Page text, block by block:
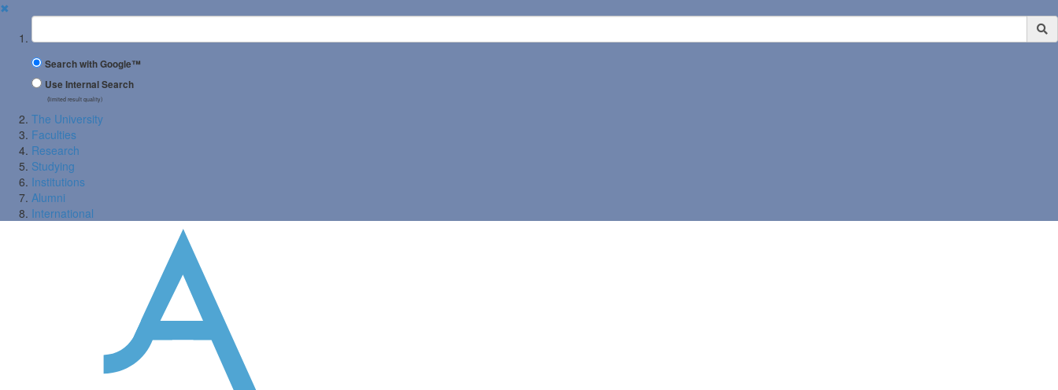
✖
Suchbegriff
Search with Google™
Use Internal Search
(limited result quality)
The University
Faculties
Research
Studying
Institutions
Alumni
International